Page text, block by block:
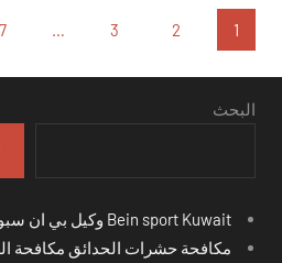
تعدد
صفحات
المقالات
1
2
3
…
7
البحث
مكافحة حشرات الحدائق مكافحة